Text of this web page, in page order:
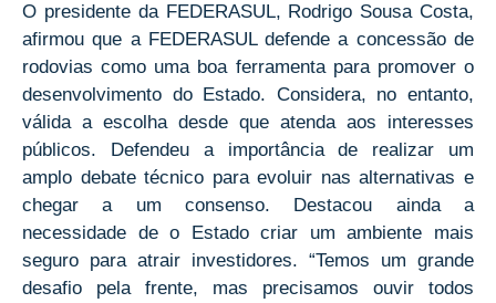
O presidente da FEDERASUL, Rodrigo Sousa Costa,
afirmou que a FEDERASUL defende a concessão de
rodovias como uma boa ferramenta para promover o
desenvolvimento do Estado. Considera, no entanto,
válida a escolha desde que atenda aos interesses
públicos. Defendeu a importância de realizar um
amplo debate técnico para evoluir nas alternativas e
chegar a um consenso. Destacou ainda a
necessidade de o Estado criar um ambiente mais
seguro para atrair investidores. “Temos um grande
desafio pela frente, mas precisamos ouvir todos